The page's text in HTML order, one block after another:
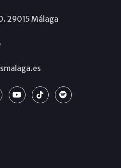
29015 Málaga